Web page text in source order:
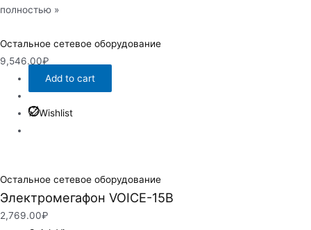
полностью »
Остальное сетевое оборудование
9,546.00₽
Add to cart
Wishlist
Остальное сетевое оборудование
Электромегафон VOICE-15B
2,769.00₽